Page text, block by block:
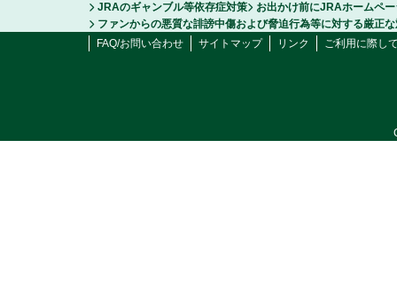
JRAのギャンブル等依存症対策
お出かけ前にJRAホームペ
ファンからの悪質な誹謗中傷および脅迫行為等に対する厳正
FAQ/お問い合わせ
サイトマップ リンク ご利用に際し